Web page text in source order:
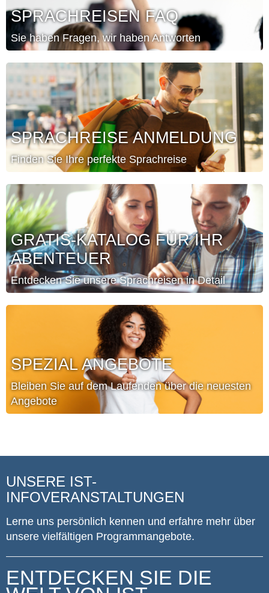
SPRACHREISEN FAQ
Sie haben Fragen, wir haben Antworten
SPRACHREISE ANMELDUNG
Finden Sie Ihre perfekte Sprachreise
GRATIS-KATALOG FÜR IHR
ABENTEUER
Entdecken Sie unsere Sprachreisen in Detail
SPEZIAL ANGEBOTE
Bleiben Sie auf dem Laufenden über die neuesten
Angebote
UNSERE IST-
INFOVERANSTALTUNGEN
Lerne uns persönlich kennen und erfahre mehr über
unsere vielfältigen Programmangebote.
ENTDECKEN SIE DIE